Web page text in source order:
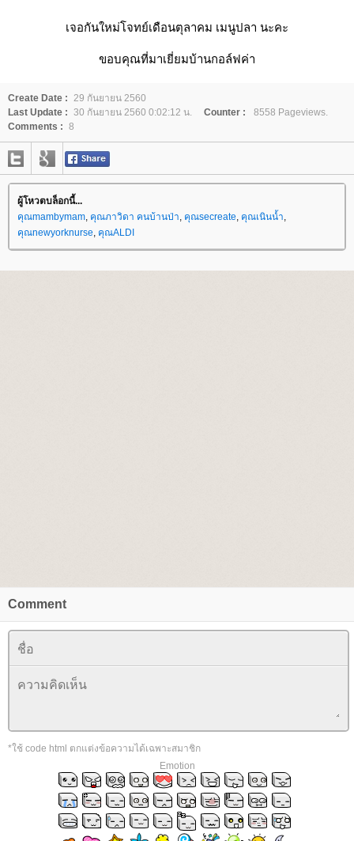
เจอกันใหม่โจทย์เดือนตุลาคม เมนูปลา นะคะ
ขอบคุณที่มาเยี่ยมบ้านกอล์ฟค่า
Create Date : 29 กันยายน 2560
Last Update : 30 กันยายน 2560 0:02:12 น. Counter :
8558 Pageviews.
Comments : 8
ผู้โหวตบล็อกนี้...
คุณmambymam, คุณภาวิดา คนบ้านป่า, คุณsecreate, คุณเนินน้ำ,
คุณnewyorknurse, คุณALDI
Comment
*ใช้ code html ตกแต่งข้อความได้เฉพาะสมาชิก
Emotion